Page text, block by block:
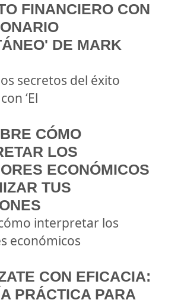
FINANCIERO CON
DE MARK
secretos del éxito
‘El
CÓMO
LOS
ECONÓMICOS
TUS
interpretar los
económicos
CON EFICACIA:
PRÁCTICA PARA